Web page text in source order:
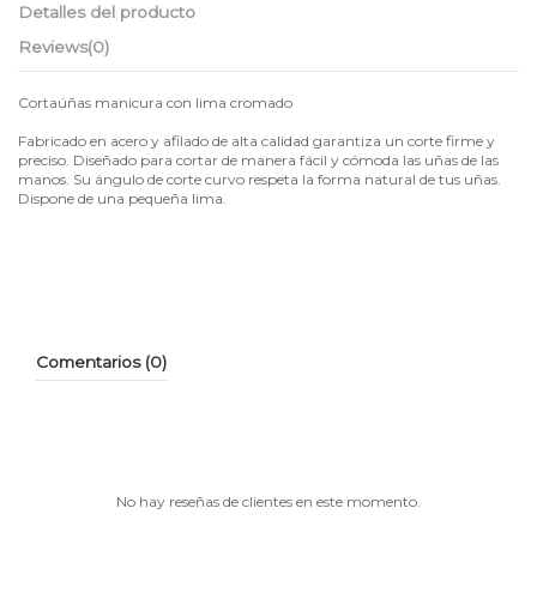
Detalles del producto
Reviews(0)
Cortaúñas manicura con lima cromado
Fabricado en acero y afilado de alta calidad garantiza un corte firme y
preciso. Diseñado para cortar de manera fácil y cómoda las uñas de las
manos. Su ángulo de corte curvo respeta la forma natural de tus uñas.
Dispone de una pequeña lima.
Comentarios (0)
No hay reseñas de clientes en este momento.